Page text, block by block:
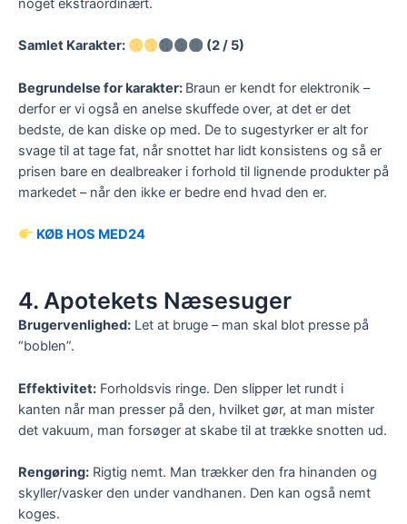
noget ekstraordinært.
Samlet Karakter: (2 / 5)
Begrundelse for karakter: Braun er kendt for elektronik –
derfor er vi også en anelse skuffede over, at det er det
bedste, de kan diske op med. De to sugestyrker er alt for
svage til at tage fat, når snottet har lidt konsistens og så er
prisen bare en dealbreaker i forhold til lignende produkter på
markedet – når den ikke er bedre end hvad den er.
KØB HOS MED24
4. Apotekets Næsesuger
Brugervenlighed: Let at bruge – man skal blot presse på
“boblen”.
Effektivitet: Forholdsvis ringe. Den slipper let rundt i
kanten når man presser på den, hvilket gør, at man mister
det vakuum, man forsøger at skabe til at trække snotten ud.
Rengøring: Rigtig nemt. Man trækker den fra hinanden og
skyller/vasker den under vandhanen. Den kan også nemt
koges.